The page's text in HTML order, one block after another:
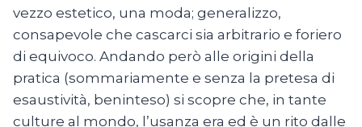
vezzo estetico, una moda; generalizzo,
consapevole che cascarci sia arbitrario e foriero
di equivoco. Andando però alle origini della
pratica (sommariamente e senza la pretesa di
esaustività, beninteso) si scopre che, in tante
culture al mondo, l’usanza era ed è un rito dalle